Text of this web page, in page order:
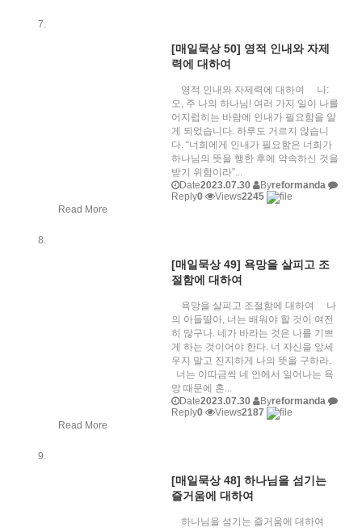
[매일묵상 50] 영적 인내와 자제
력에 대하여
영적 인내와 자제력에 대하여 나:
오, 주 나의 하나님! 여러 가지 일이 나를
어지럽히는 바람에 인내가 필요함을 알
게 되었습니다. 하루도 거르지 않습니
다. “너희에게 인내가 필요함은 너희가
하나님의 뜻을 행한 후에 약속하신 것을
받기 위함이라”...
Date2023.07.30 Byreformanda
Reply0 Views2245
Read More
[매일묵상 49] 욕망을 살피고 조
절함에 대하여
욕망을 살피고 조절함에 대하여 나
의 아들딸아, 너는 배워야 할 것이 여전
히 많구나. 네가 바라는 것은 나를 기쁘
게 하는 것이어야 한다. 너 자신을 앞세
우지 말고 진지하게 나의 뜻을 구하라.
너는 이따금씩 네 안에서 일어나는 욕
망 때문에 혼...
Date2023.07.30 Byreformanda
Reply0 Views2187
Read More
[매일묵상 48] 하나님을 섬기는
즐거움에 대하여
하나님을 섬기는 즐거움에 대하여